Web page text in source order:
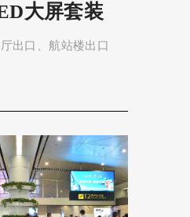
大屏套装
出口、航站楼出口